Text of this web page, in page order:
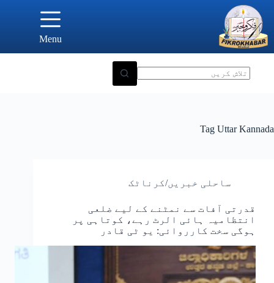
content
Menu
Tag Uttar Kannada
ساحلی خبریں/کرناٹک
قدرتی آفات سے نمٹنے کے لیے ضلعی
انتظامیہ ہائی الرٹ رہے، کوتاہی پر
ہوگی سخت کارروائی: یو ٹی قادر